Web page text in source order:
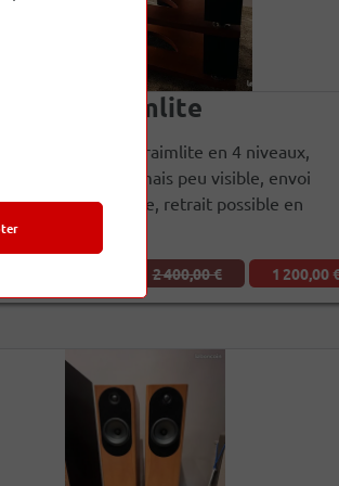
Hi-fi Fraimlite
Naim Fraimlite en 4 niveaux,
marques d’usage mais peu visible, envoi
carton d’origine, retrait possible en
bon état
2 400,00 € 1 200,00